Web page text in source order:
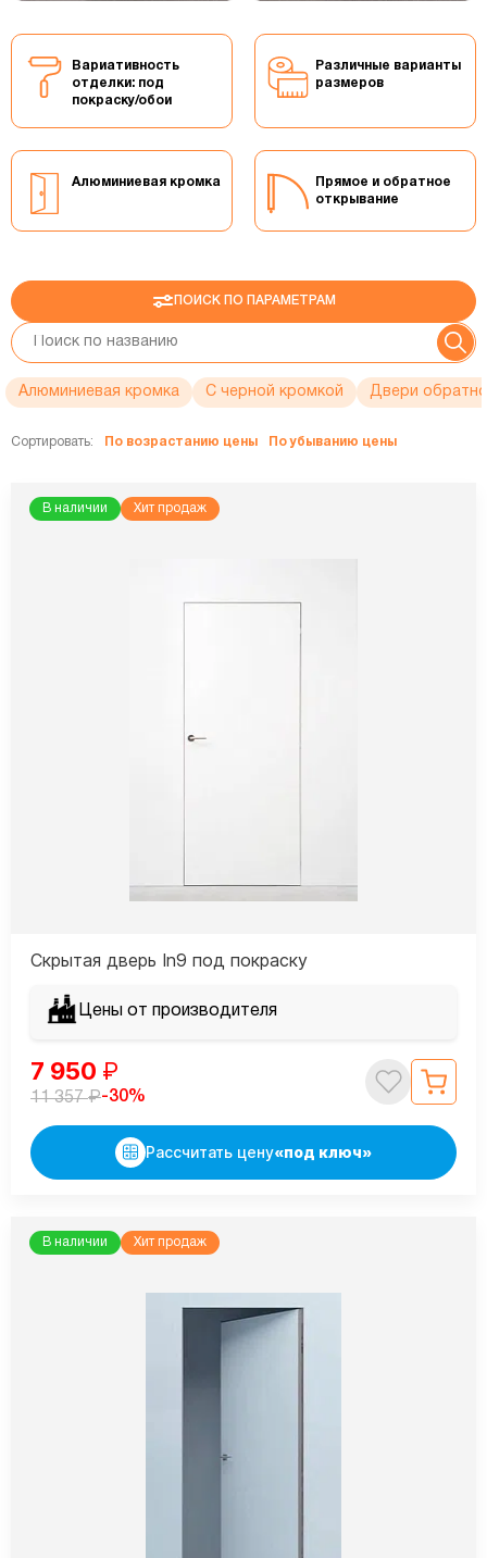
Вариативность
отделки: под
покраску/обои
Различные варианты
размеров
Алюминиевая кромка
Прямое и обратное
открывание
ПОИСК ПО ПАРАМЕТРАМ
Алюминиевая кромка С черной кромкой Двери
Сортировать: По возрастанию цены По убыванию цены
В наличии Хит продаж
Скрытая дверь In9 под покраску
Цены от производителя
7 950 ₽
11 357₽-30%
Рассчитать цену«под ключ»
В наличии Хит продаж